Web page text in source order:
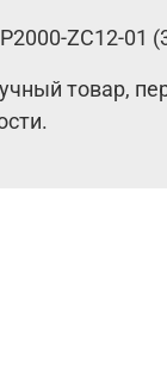
ZC12-01
товар,